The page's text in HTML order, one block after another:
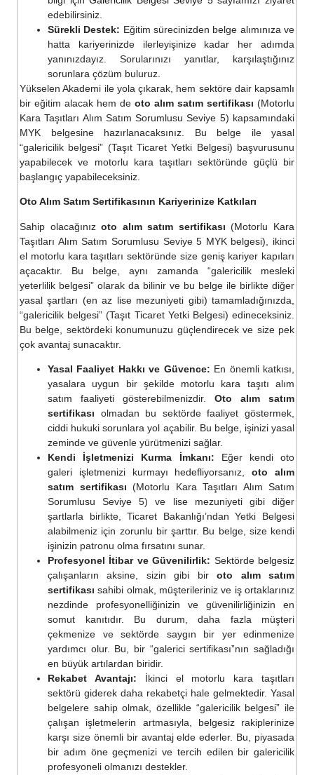
edebilirsiniz.
Sürekli Destek: Eğitim sürecinizden belge alımınıza ve
hatta kariyerinizde ilerleyişinize kadar her adımda
yanınızdayız. Sorularınızı yanıtlar, karşılaştığınız
sorunlara çözüm buluruz.
Yükselen Akademi ile yola çıkarak, hem sektöre dair kapsamlı
bir eğitim alacak hem de oto alım satım sertifikası (Motorlu
Kara Taşıtları Alım Satım Sorumlusu Seviye 5) kapsamındaki
MYK belgesine hazırlanacaksınız. Bu belge ile yasal
“galericilik belgesi” (Taşıt Ticaret Yetki Belgesi) başvurusunu
yapabilecek ve motorlu kara taşıtları sektöründe güçlü bir
başlangıç yapabileceksiniz.
Oto Alım Satım Sertifikasının Kariyerinize Katkıları
Sahip olacağınızoto alım satım sertifikası (Motorlu Kara
Taşıtları Alım Satım Sorumlusu Seviye 5 MYK belgesi), ikinci
el motorlu kara taşıtları sektöründe size geniş kariyer kapıları
açacaktır. Bu belge, aynı zamanda “galericilik mesleki
yeterlilik belgesi” olarak da bilinir ve bu belge ile birlikte diğer
yasal şartları (en az lise mezuniyeti gibi) tamamladığınızda,
“galericilik belgesi” (Taşıt Ticaret Yetki Belgesi) edineceksiniz.
Bu belge, sektördeki konumunuzu güçlendirecek ve size pek
çok avantaj sunacaktır.
Yasal Faaliyet Hakkı ve Güvence: En önemli katkısı,
yasalara uygun bir şekilde motorlu kara taşıtı alım
satım faaliyeti gösterebilmenizdir. Oto alım satım
sertifikası olmadan bu sektörde faaliyet göstermek,
ciddi hukuki sorunlara yol açabilir. Bu belge, işinizi yasal
zeminde ve güvenle yürütmenizi sağlar.
Kendi İşletmenizi Kurma İmkanı: Eğer kendi oto
galeri işletmenizi kurmayı hedefliyorsanız,oto alım
satım sertifikası (Motorlu Kara Taşıtları Alım Satım
Sorumlusu Seviye 5) ve lise mezuniyeti gibi diğer
şartlarla birlikte, Ticaret Bakanlığı’ndan Yetki Belgesi
alabilmeniz için zorunlu bir şarttır. Bu belge, size kendi
işinizin patronu olma fırsatını sunar.
Profesyonel İtibar ve Güvenilirlik: Sektörde belgesiz
çalışanların aksine, sizin gibi biroto alım satım
sertifikası sahibi olmak, müşterileriniz ve iş ortaklarınız
nezdinde profesyonelliğinizin ve güvenilirliğinizin en
somut kanıtıdır. Bu durum, daha fazla müşteri
çekmenize ve sektörde saygın bir yer edinmenize
yardımcı olur. Bu, bir “galerici sertifikası”nın sağladığı
en büyük artılardan biridir.
Rekabet Avantajı: İkinci el motorlu kara taşıtları
sektörü giderek daha rekabetçi hale gelmektedir. Yasal
belgelere sahip olmak, özellikle “galericilik belgesi” ile
çalışan işletmelerin artmasıyla, belgesiz rakiplerinize
karşı size önemli bir avantaj elde ederler. Bu, piyasada
bir adım öne geçmenizi ve tercih edilen bir galericilik
profesyoneli olmanızı destekler.